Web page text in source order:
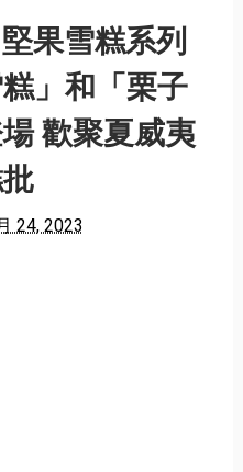
果雪糕系列
」和「栗子
歡聚夏威夷
24, 2023